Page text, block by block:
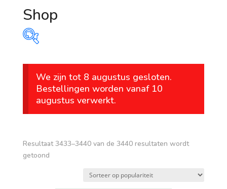
Shop
Prijs
€ 1
We zijn tot 8 augustus gesloten.
Bestellingen worden vanaf 10
augustus verwerkt.
Resultaat 3433–3440 van de 3440 resultaten wordt
getoondGesorteerd